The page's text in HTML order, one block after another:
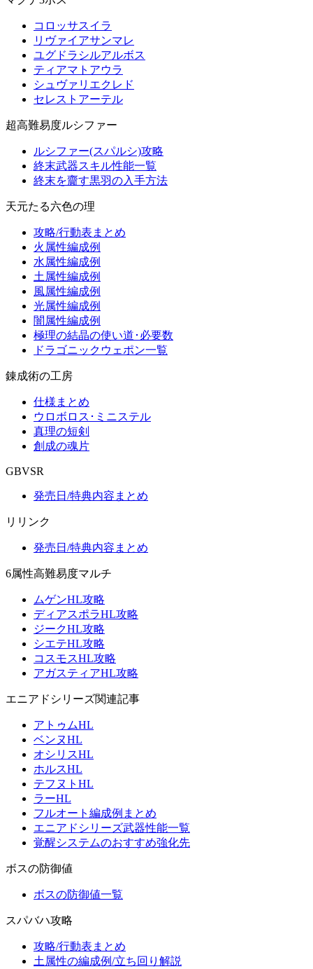
コロッサスイラ
リヴァイアサンマレ
ユグドラシルアルボス
ティアマトアウラ
シュヴァリエクレド
セレストアーテル
超高難易度ルシファー
ルシファー(スパルシ)攻略
終末武器スキル性能一覧
終末を齎す黒羽の入手方法
天元たる六色の理
攻略/行動表まとめ
火属性編成例
水属性編成例
土属性編成例
風属性編成例
光属性編成例
闇属性編成例
極理の結晶の使い道･必要数
ドラゴニックウェポン一覧
錬成術の工房
仕様まとめ
ウロボロス･ミニステル
真理の短剣
創成の魂片
GBVSR
発売日/特典内容まとめ
リリンク
発売日/特典内容まとめ
6属性高難易度マルチ
ムゲンHL攻略
ディアスポラHL攻略
ジークHL攻略
シエテHL攻略
コスモスHL攻略
アガスティアHL攻略
エニアドシリーズ関連記事
アトゥムHL
ベンヌHL
オシリスHL
ホルスHL
テフヌトHL
ラーHL
フルオート編成例まとめ
エニアドシリーズ武器性能一覧
覚醒システムのおすすめ強化先
ボスの防御値
ボスの防御値一覧
スパバハ攻略
攻略/行動表まとめ
土属性の編成例/立ち回り解説